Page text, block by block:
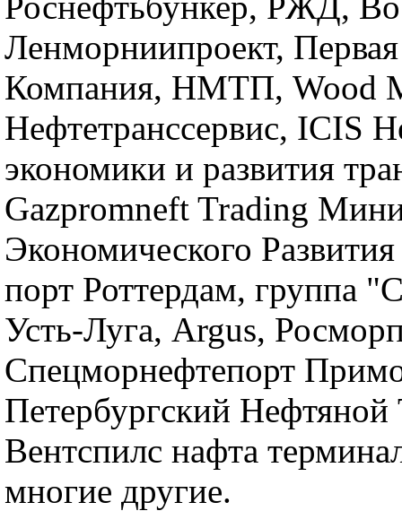
Ленморниипроект, Первая
Компания, НМТП, Wood
Нефтетранссервис, ICIS
экономики и развития
Gazpromneft Trading
Экономического
порт Роттердам, группа
Усть-Луга, Argus,
Спецморнефтепорт
Петербургский Нефтяной
Вентспилс нафта
многие другие.